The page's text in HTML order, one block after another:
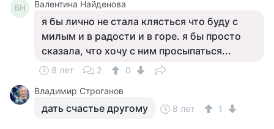
ВН Валентина Найденова
я бы лично не стала клясться что буду с
милым и в радости и в горе. я бы просто
сказала, что хочу с ним просыпаться...
8 лет 2
0
Владимир Строганов
дать счастье другому 8 лет 1